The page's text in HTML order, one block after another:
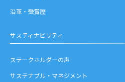
沿革・受賞歴
サスティナビリティ
ステークホルダーの声
サステナブル・マネジメント